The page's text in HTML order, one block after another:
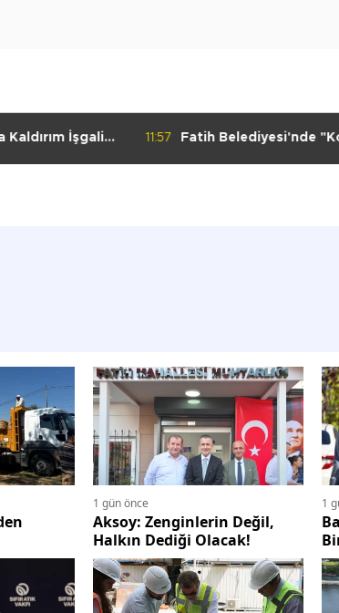
Kaldırım İşgali
11:57
Fatih Belediyesi'nde
1 gün önce
Aksoy: Zenginlerin Değil,
Halkın Dediği Olacak!
1